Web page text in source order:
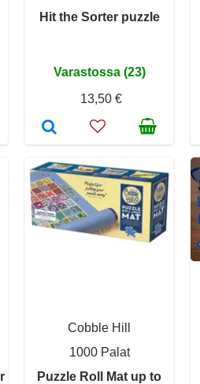
Hit the Sorter puzzle
Varastossa (23)
13,50 €
Cobble Hill
1000 Palat
Puzzle Roll Mat up to